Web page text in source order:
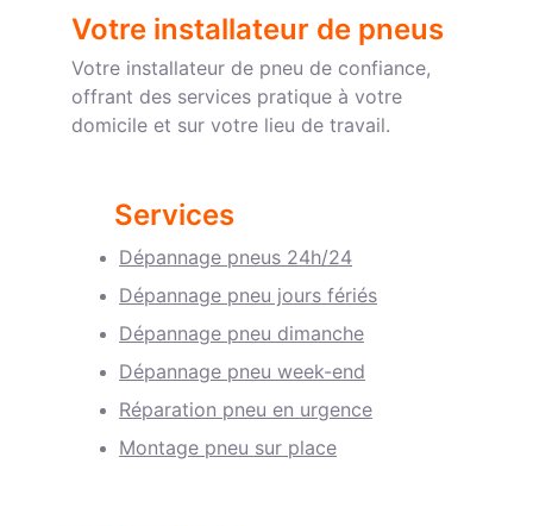
Votre installateur de pneus
Services
Dépannage pneus 24h/24
Dépannage pneu jours fériés
Dépannage pneu dimanche
Dépannage pneu week-end
Réparation pneu en urgence
Montage pneu sur place
Votre installateur de pneu de confiance,
offrant des services pratique à votre
domicile et sur votre lieu de travail.